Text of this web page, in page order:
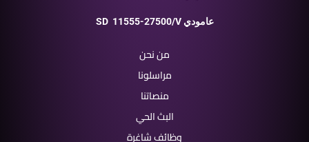
SD 11555-27500/V عامودي
من نحن
مراسلونا
منصاتنا
البث الحي
وظائف شاغرة